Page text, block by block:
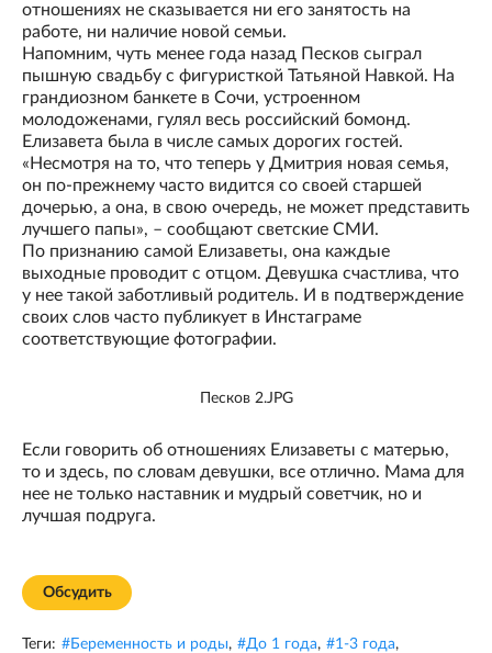
отношениях не сказывается ни его занятость на
работе, ни наличие новой семьи.
Напомним, чуть менее года назад Песков сыграл
пышную свадьбу с фигуристкой Татьяной Навкой. На
грандиозном банкете в Сочи, устроенном
молодоженами, гулял весь российский бомонд.
Елизавета была в числе самых дорогих гостей.
«Несмотря на то, что теперь у Дмитрия новая семья,
он по-прежнему часто видится со своей старшей
дочерью, а она, в свою очередь, не может представить
лучшего папы», – сообщают светские СМИ.
По признанию самой Елизаветы, она каждые
выходные проводит с отцом. Девушка счастлива, что
у нее такой заботливый родитель. И в подтверждение
своих слов часто публикует в Инстаграме
соответствующие фотографии.
Песков 2.JPG
Если говорить об отношениях Елизаветы с матерью,
то и здесь, по словам девушки, все отлично. Мама для
нее не только наставник и мудрый советчик, но и
лучшая подруга.
Обсудить
Теги: #Беременность и роды, #До 1 года, #1-3 года,